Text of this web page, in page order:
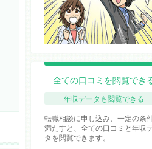
全ての口コミを閲覧でき
年収データも閲覧できる
転職相談に申し込み、一定の条
満たすと、全ての口コミと年収
タを閲覧できます。